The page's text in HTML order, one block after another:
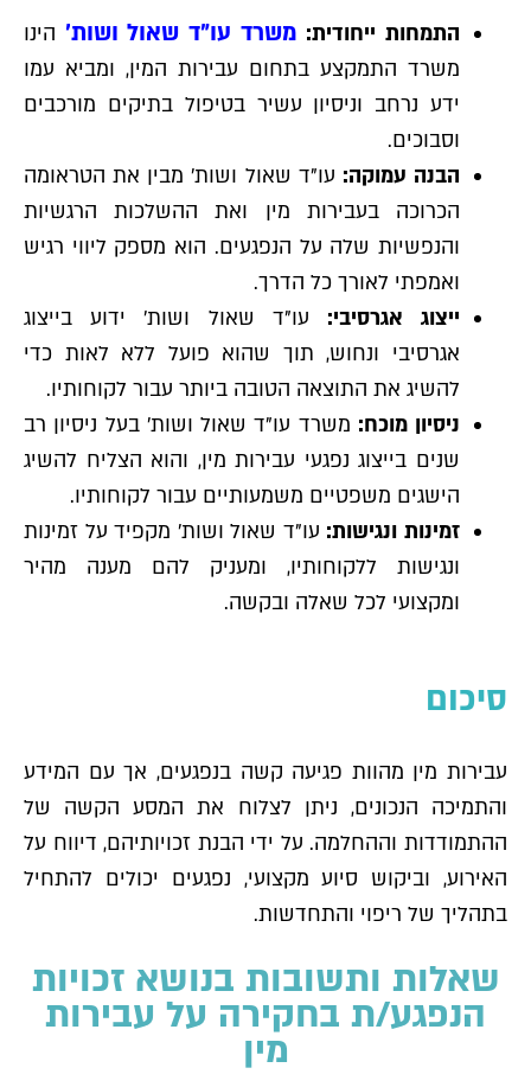
התמחות ייחודית: משרד עו"ד שאול ושות' הינו
משרד התמקצע בתחום עבירות המין, ומביא עמו
ידע נרחב וניסיון עשיר בטיפול בתיקים מורכבים
וסבוכים.
הבנה עמוקה: עו"ד שאול ושות׳ מבין את הטראומה
הכרוכה בעבירות מין ואת ההשלכות הרגשיות
והנפשיות שלה על הנפגעים. הוא מספק ליווי רגיש
ואמפתי לאורך כל הדרך.
ייצוג אגרסיבי: עו"ד שאול ושות׳ ידוע בייצוג
אגרסיבי ונחוש, תוך שהוא פועל ללא לאות כדי
להשיג את התוצאה הטובה ביותר עבור לקוחותיו.
ניסיון מוכח: משרד עו"ד שאול ושות׳ בעל ניסיון רב
שנים בייצוג נפגעי עבירות מין, והוא הצליח להשיג
הישגים משפטיים משמעותיים עבור לקוחותיו.
זמינות ונגישות: עו"ד שאול ושות׳ מקפיד על זמינות
ונגישות ללקוחותיו, ומעניק להם מענה מהיר
ומקצועי לכל שאלה ובקשה.
סיכום
עבירות מין מהוות פגיעה קשה בנפגעים, אך עם המידע
והתמיכה הנכונים, ניתן לצלוח את המסע הקשה של
ההתמודדות וההחלמה. על ידי הבנת זכויותיהם, דיווח על
האירוע, וביקוש סיוע מקצועי, נפגעים יכולים להתחיל
בתהליך של ריפוי והתחדשות.
שאלות ותשובות בנושא זכויות
הנפגע/ת בחקירה על עבירות
מין